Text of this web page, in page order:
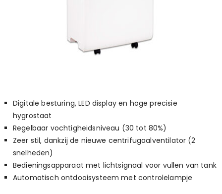
Digitale besturing, LED display en hoge precisie
hygrostaat
Regelbaar vochtigheidsniveau (30 tot 80%)
Zeer stil, dankzij de nieuwe centrifugaalventilator (2
snelheden)
Bedieningsapparaat met lichtsignaal voor vullen van tank
Automatisch ontdooisysteem met controlelampje